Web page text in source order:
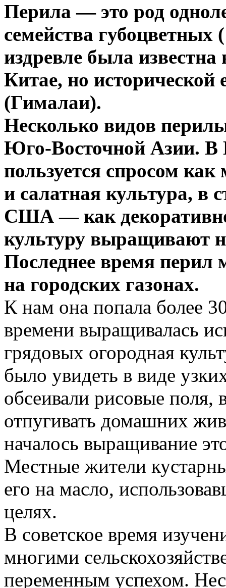
Перила — это род
семейства губоцветных
издревле была
Китае, но
(Гималаи).
Несколько видов
Юго-Восточной Азии. В
пользуется спросом
и салатная культура, в
США — как
культуру выращивают
Последнее время перил
на городских газонах.
К нам она попала более
времени выращивалась
грядовых огородная
было увидеть в виде
обсеивали рисовые поля,
отпугивать домашних
началось выращивание
Местные жители
его на масло,
целях.
В советское время
многими
переменным успехом.